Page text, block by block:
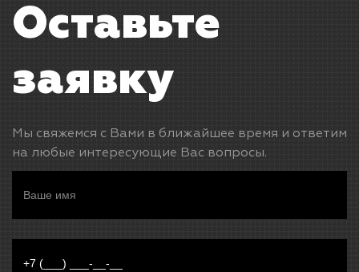
Оставьте
заявку
Мы свяжемся с Вами в ближайшее время и ответим
на любые интересующие Вас вопросы.